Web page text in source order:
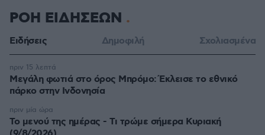
ΡΟΗ ΕΙΔΗΣΕΩΝ
Ειδήσεις Δημοφιλή Σχολιασμένα
Μεγάλη φωτιά στο όρος Μπρόμο: Έκλεισε το εθνικό
πάρκο στην Ινδονησία
πριν 15 λεπτά
Το μενού της ημέρας - Τι τρώμε σήμερα Κυριακή
πριν μία ώρα